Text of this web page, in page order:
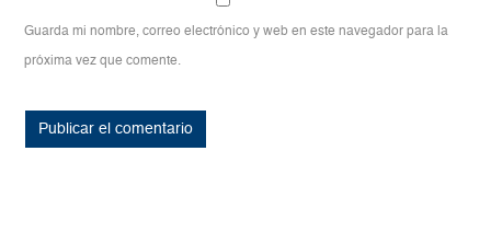
Guarda mi nombre, correo electrónico y web en este navegador para la
próxima vez que comente.